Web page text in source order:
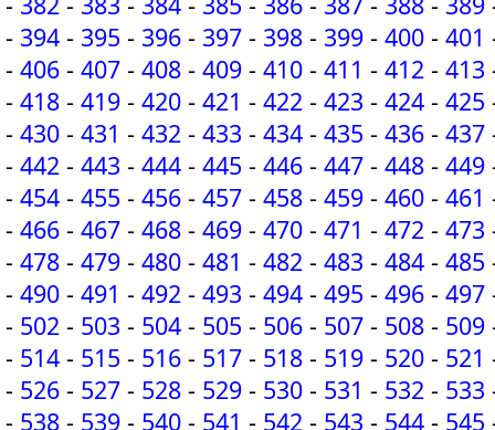
- 394 - 395 - 396 - 397 - 398 - 399 - 400 - 401
- 406 - 407 - 408 - 409 - 410 - 411 - 412 - 413
- 418 - 419 - 420 - 421 - 422 - 423 - 424 - 425
- 430 - 431 - 432 - 433 - 434 - 435 - 436 - 437
- 442 - 443 - 444 - 445 - 446 - 447 - 448 - 449
- 454 - 455 - 456 - 457 - 458 - 459 - 460 - 461
- 466 - 467 - 468 - 469 - 470 - 471 - 472 - 473
- 478 - 479 - 480 - 481 - 482 - 483 - 484 - 485
- 490 - 491 - 492 - 493 - 494 - 495 - 496 - 497
- 502 - 503 - 504 - 505 - 506 - 507 - 508 - 509
- 514 - 515 - 516 - 517 - 518 - 519 - 520 - 521
- 526 - 527 - 528 - 529 - 530 - 531 - 532 - 533
- 538 - 539 - 540 - 541 - 542 - 543 - 544 - 545